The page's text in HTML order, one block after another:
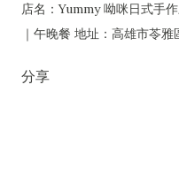
店名：Yummy 呦咪日式手
｜午晚餐 地址：高雄市苓
分享